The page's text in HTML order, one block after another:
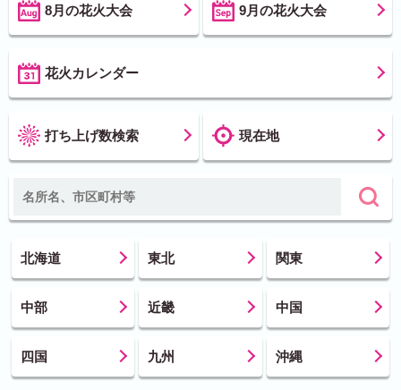
8月の花火大会 9月の花火大会
花火カレンダー
打ち上げ数検索 現在地
北海道 東北 関東
中部 近畿 中国
四国 九州 沖縄